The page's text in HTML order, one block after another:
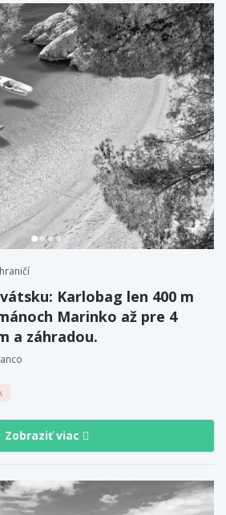
Karlobag len 400 m
Marinko až pre 4
a záhradou.
Zobraziť viac